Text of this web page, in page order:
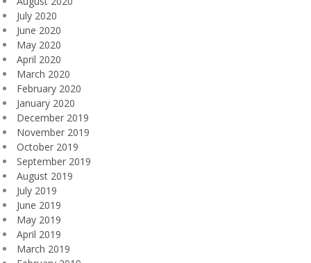
July 2020
June 2020
May 2020
April 2020
March 2020
February 2020
January 2020
December 2019
November 2019
October 2019
September 2019
August 2019
July 2019
June 2019
May 2019
April 2019
March 2019